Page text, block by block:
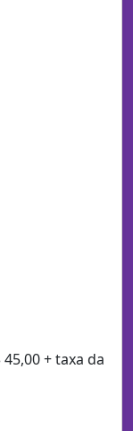
+ taxa da